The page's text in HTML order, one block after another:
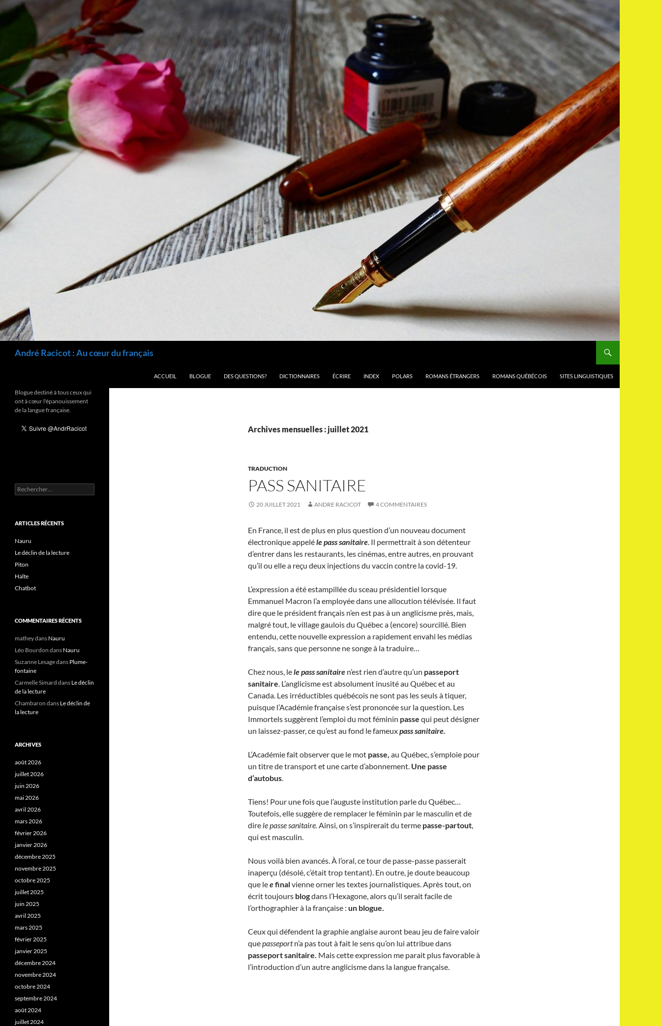
André Racicot : Au cœur du français
ACCUEIL
BLOGUE DES QUESTIONS? DICTIONNAIRES ÉCRIRE INDEX POLARS ROMANS ÉTRANGERS ROMANS QUÉBÉCOIS SITES LINGUISTIQUES
Archives mensuelles : juillet 2021
TRADUCTION
PASS SANITAIRE
20 JUILLET 2021 ANDRE RACICOT 4 COMMENTAIRES
En France, il est de plus en plus question d’un nouveau document
électronique appeléle pass sanitaire. Il permettrait à son détenteur
d’entrer dans les restaurants, les cinémas, entre autres, en prouvant
qu’il ou elle a reçu deux injections du vaccin contre la covid-19.
L’expression a été estampillée du sceau présidentiel lorsque
Emmanuel Macron l’a employée dans une allocution télévisée. Il faut
dire que le président français n’en est pas à un anglicisme près, mais,
malgré tout, le village gaulois du Québec a (encore) sourcillé. Bien
entendu, cette nouvelle expression a rapidement envahi les médias
français, sans que personne ne songe à la traduire…
Chez nous, lele pass sanitaire n’est rien d’autre qu’un passeport
sanitaire. L’anglicisme est absolument inusité au Québec et au
Canada. Les irréductibles québécois ne sont pas les seuls à tiquer,
puisque l’Académie française s’est prononcée sur la question. Les
Immortels suggèrent l’emploi du mot féminin passe qui peut désigner
un laissez-passer, ce qu’est au fond le fameuxpass sanitaire.
L’Académie fait observer que le mot passe, au Québec, s’emploie pour
un titre de transport et une carte d’abonnement. Une passe
d’autobus.
Tiens! Pour une fois que l’auguste institution parle du Québec…
Toutefois, elle suggère de remplacer le féminin par le masculin et de
dire le passe sanitaire.Ainsi, on s’inspirerait du terme passe-partout,
qui est masculin.
Nous voilà bien avancés. À l’oral, ce tour de passe-passe passerait
inaperçu (désolé, c’était trop tentant). En outre, je doute beaucoup
que leefinalvienne orner les textes journalistiques. Après tout, on
écrit toujours blogdans l’Hexagone, alors qu’il serait facile de
l’orthographier à la française : un blogue.
Ceux qui défendent la graphie anglaise auront beau jeu de faire valoir
quepasseportn’a pas tout à fait le sens qu’on lui attribue dans
passeport sanitaire. Mais cette expression me parait plus favorable à
l’introduction d’un autre anglicisme dans la langue française.
Blogue destiné à tous ceux qui
ont à cœur l'épanouissement
de la langue française.
Rechercher :
ARTICLES RÉCENTS
Nauru
Le déclin de la lecture
Piton
Halte
Chatbot
COMMENTAIRES RÉCENTS
matheydans Nauru
Léo Bourdon dans Nauru
Suzanne Lesagedans Plume-
fontaine
Carmelle Simard dans Le déclin
de la lecture
Chambaron dans Le déclin de
la lecture
ARCHIVES
août 2026
juillet 2026
juin 2026
mai 2026
avril 2026
mars 2026
février 2026
janvier 2026
décembre 2025
novembre 2025
octobre 2025
juillet 2025
juin 2025
avril 2025
mars 2025
février 2025
janvier 2025
décembre 2024
novembre 2024
octobre 2024
septembre 2024
août 2024
juillet 2024